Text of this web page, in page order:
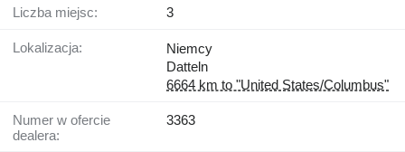
Liczba miejsc: 3
Lokalizacja:
Niemcy
Datteln
6664 km to "United States/Columbus"
Numer w ofercie
dealera:
3363